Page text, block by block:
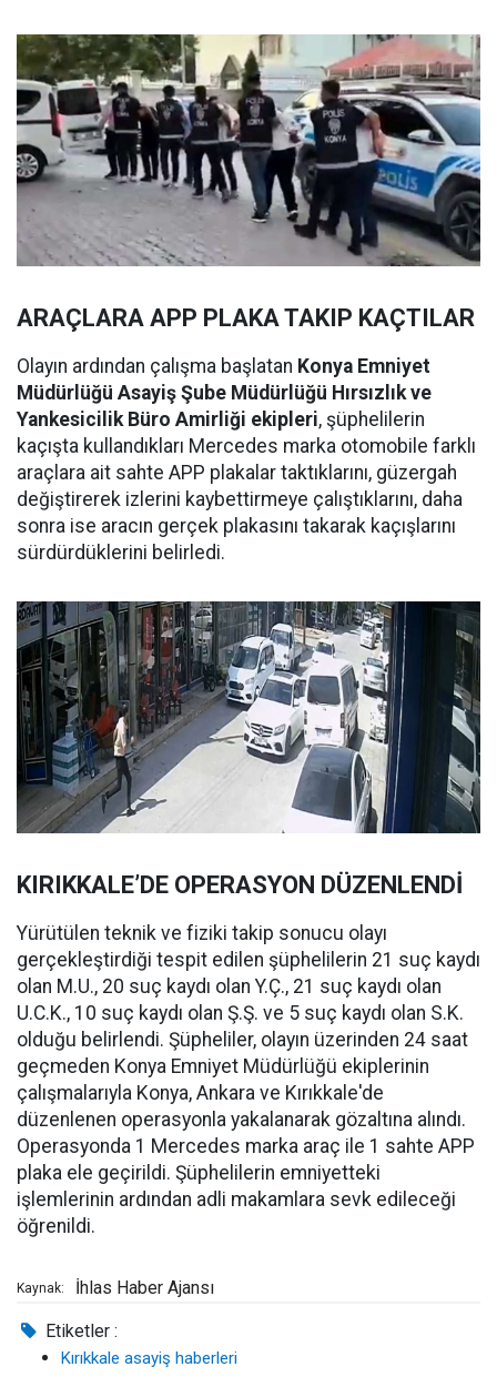
ARAÇLARA APP PLAKA TAKIP KAÇTILAR
Olayın ardından çalışma başlatan Konya Emniyet
Müdürlüğü Asayiş Şube Müdürlüğü Hırsızlık ve
Yankesicilik Büro Amirliği ekipleri, şüphelilerin
kaçışta kullandıkları Mercedes marka otomobile farklı
araçlara ait sahte APP plakalar taktıklarını, güzergah
değiştirerek izlerini kaybettirmeye çalıştıklarını, daha
sonra ise aracın gerçek plakasını takarak kaçışlarını
sürdürdüklerini belirledi.
KIRIKKALE’DE OPERASYON DÜZENLENDİ
Yürütülen teknik ve fiziki takip sonucu olayı
gerçekleştirdiği tespit edilen şüphelilerin 21 suç kaydı
olan M.U., 20 suç kaydı olan Y.Ç., 21 suç kaydı olan
U.C.K., 10 suç kaydı olan Ş.Ş. ve 5 suç kaydı olan S.K.
olduğu belirlendi. Şüpheliler, olayın üzerinden 24 saat
geçmeden Konya Emniyet Müdürlüğü ekiplerinin
çalışmalarıyla Konya, Ankara ve Kırıkkale'de
düzenlenen operasyonla yakalanarak gözaltına alındı.
Operasyonda 1 Mercedes marka araç ile 1 sahte APP
plaka ele geçirildi. Şüphelilerin emniyetteki
işlemlerinin ardından adli makamlara sevk edileceği
öğrenildi.
Kaynak: İhlas Haber Ajansı
Etiketler :
Kırıkkale asayiş haberleri